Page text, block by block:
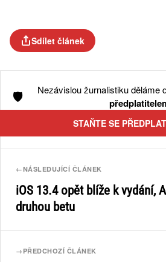
Sdílet článek
🛡️ Nezávislou žurnalistiku děláme
STAŇTE SE
←NÁSLEDUJÍCÍ ČLÁNEK
iOS 13.4 opět blíže k vydání,
druhou betu
→ PŘEDCHOZÍ ČLÁNEK